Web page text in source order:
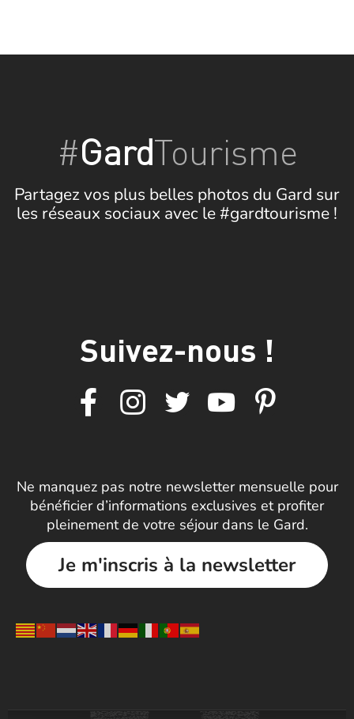
#GardTourisme
Partagez vos plus belles photos du Gard sur
les réseaux sociaux avec le #gardtourisme !
Suivez-nous !
Ne manquez pas notre newsletter mensuelle pour
bénéficier d’informations exclusives et profiter
pleinement de votre séjour dans le Gard.
Je m'inscris à la newsletter